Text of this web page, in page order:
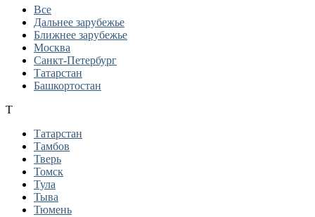
Все
Дальнее зарубежье
Ближнее зарубежье
Москва
Санкт-Петербург
Татарстан
Башкортостан
Т
Татарстан
Тамбов
Тверь
Томск
Тула
Тыва
Тюмень